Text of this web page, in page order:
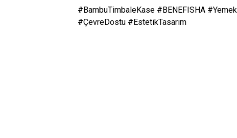
#BambuTimbaleKase #BENEFISHA
#ÇevreDostu #EstetikTasarım